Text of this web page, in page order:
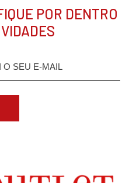
POR DENTRO